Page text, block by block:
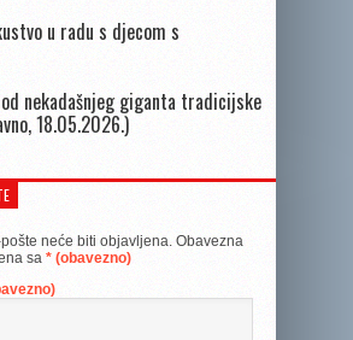
u radu s djecom s
nekadašnjeg giganta tradicijske
18.05.2026.)
neće biti objavljena. Obavezna
sa * (obavezno)